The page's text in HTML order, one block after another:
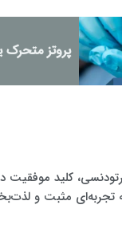
پروتز متحرک
کلید
تجربه‌ای مثبت و